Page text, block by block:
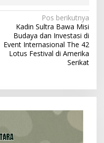
Pos berikutnya
Kadin Sultra Bawa Misi
Budaya dan Investasi di
Event Internasional The 42
Lotus Festival di Amerika
Serikat